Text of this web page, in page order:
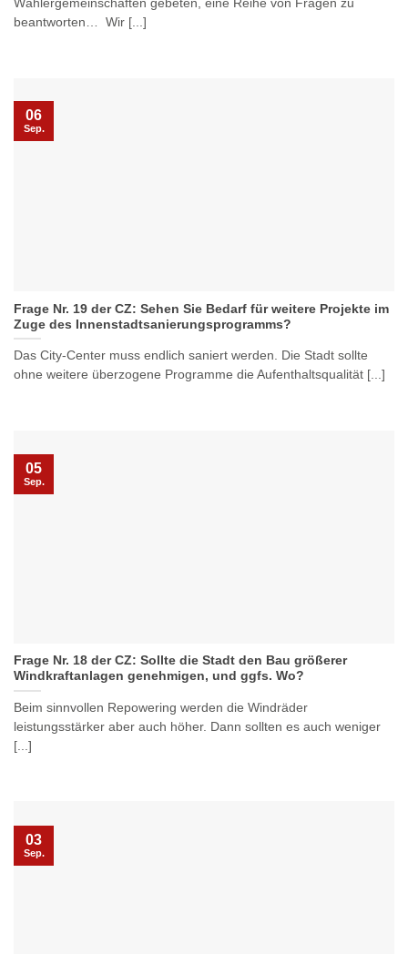
Wählergemeinschaften gebeten, eine Reihe von Fragen zu
beantworten… Wir [...]
Frage Nr. 19 der CZ: Sehen Sie Bedarf für weitere Projekte im
Zuge des Innenstadtsanierungsprogramms?
Das City-Center muss endlich saniert werden. Die Stadt sollte
ohne weitere überzogene Programme die Aufenthaltsqualität [...]
06
Sep.
Frage Nr. 18 der CZ: Sollte die Stadt den Bau größerer
Windkraftanlagen genehmigen, und ggfs. Wo?
Beim sinnvollen Repowering werden die Windräder
leistungsstärker aber auch höher. Dann sollten es auch weniger
[...]
05
Sep.
03
Sep.